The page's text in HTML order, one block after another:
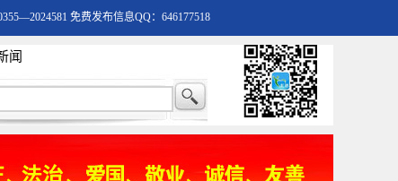
免费发布信息QQ：646177518
闻